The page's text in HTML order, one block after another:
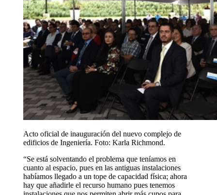
Acto oficial de inauguración del nuevo complejo de
edificios de Ingeniería. Foto: Karla Richmond.
“Se está solventando el problema que teníamos en
cuanto al espacio, pues en las antiguas instalaciones
habíamos llegado a un tope de capacidad física; ahora
hay que añadirle el recurso humano pues tenemos